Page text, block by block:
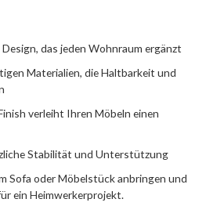
das jeden Wohnraum ergänzt
Materialien, die Haltbarkeit und
verleiht Ihren Möbeln einen
Stabilität und Unterstützung
Sofa oder Möbelstück anbringen und
ein Heimwerkerprojekt.